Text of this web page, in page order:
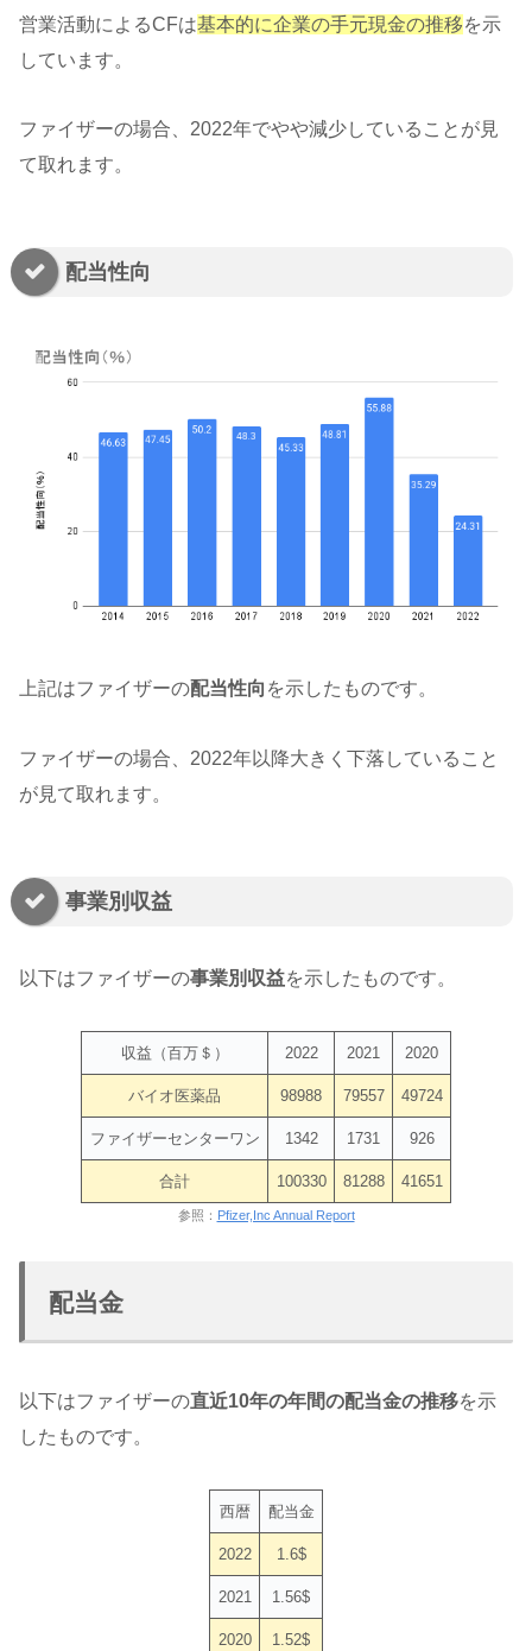
営業活動によるCFは基本的に企業の手元現金の推移を示
しています。
ファイザーの場合、2022年でやや減少していることが見
て取れます。
配当性向
上記はファイザーの配当性向 を示したものです。
ファイザーの場合、2022年以降大きく下落していること
が見て取れます。
事業別収益
以下はファイザーの事業別収益を示したものです。
収益（百万＄） 2022 2021 2020
バイオ医薬品 98988 79557 49724
ファイザーセンターワン 1342 1731 926
合計 100330 81288 41651
参照： Pfizer,Inc Annual Report
配当金
以下はファイザーの直近10年の年間の配当金の推移を示
したものです。
西暦 配当金
2022 1.6$
2021 1.56$
2020 1.52$